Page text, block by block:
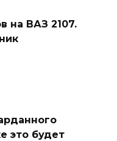
на ВАЗ 2107.
это будет